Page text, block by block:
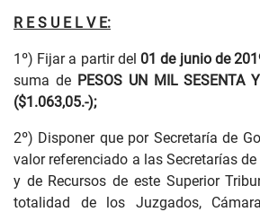
R E S U E L V E:
1º) Fijar a partir del 01 de junio de
suma de PESOS UN MIL SESENTA
($1.063,05.-);
2º) Disponer que por Secretaría de
valor referenciado a las Secretarías
y de Recursos de este Superior
totalidad de los Juzgados,